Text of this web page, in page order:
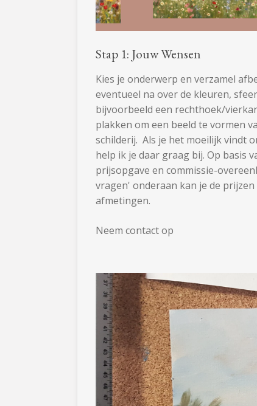
Stap 1: Jouw Wensen
Kies je onderwerp en verzamel
eventueel na over de kleuren,
bijvoorbeeld een rechthoek/
plakken om een beeld te vormen
schilderij. Als je het moeilijk vindt
help ik je daar graag bij. Op basis
prijsopgave en commissie-
vragen' onderaan kan je de
afmetingen.
Neem contact op